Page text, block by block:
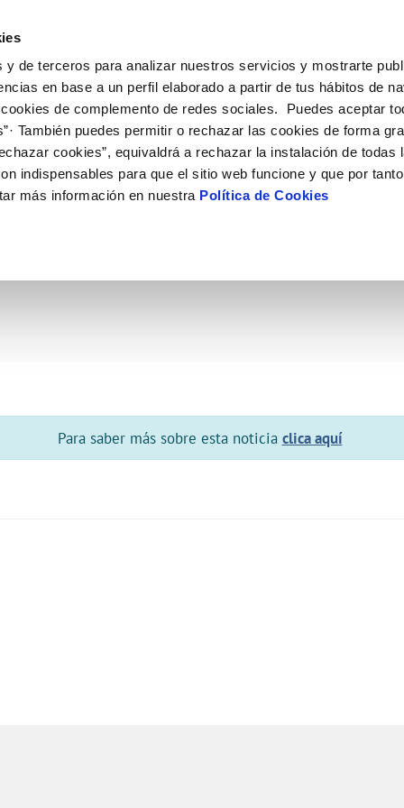
y de terceros para analizar nuestros servicios y mostrarte
en base a un perfil elaborado a partir de tus hábitos de
de complemento de redes sociales. Puedes aceptar
También puedes permitir o rechazar las cookies de forma
cookies”, equivaldrá a rechazar la instalación de todas
indispensables para que el sitio web funcione y que por
más información en nuestra Política de Cookies
de titular
de suministro
MODIFICACIÓN DE DATOS
Actualizar datos bancários
Actualizar datos de
Tu Servicio
AL CLIENTE
contacto
COMPROMISO DE SERVICIO
Carta de compromisos
Customer Counsel (Defensa del
Tu Agua
del agua
consumidor
CUIDADOS DEL AGUA
Consejos de ahorro
Depósitos comunitarios
comunitarios
Conócenos
DE GESTIÓN Y CERTIFICADOS
PERFIL DEL CONTRATANTE
Plataforma de contratación del
público
Licitaciones en curso
Consejo de Emuasa
2015-2020
Para saber más sobre esta noticia clica aquí